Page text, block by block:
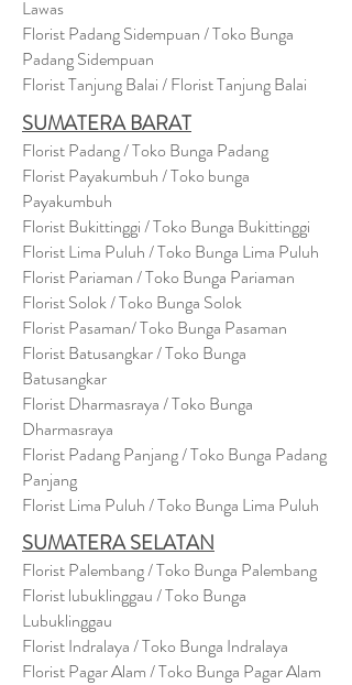
Lawas
Florist Padang Sidempuan / Toko Bunga
Padang Sidempuan
Florist Tanjung Balai / Florist Tanjung Balai
SUMATERA BARAT
Florist Padang / Toko Bunga Padang
Florist Payakumbuh / Toko bunga
Payakumbuh
Florist Bukittinggi / Toko Bunga Bukittinggi
Florist Lima Puluh / Toko Bunga Lima Puluh
Florist Pariaman / Toko Bunga Pariaman
Florist Solok / Toko Bunga Solok
Florist Pasaman/ Toko Bunga Pasaman
Florist Batusangkar / Toko Bunga
Batusangkar
Florist Dharmasraya / Toko Bunga
Dharmasraya
Florist Padang Panjang / Toko Bunga Padang
Panjang
Florist Lima Puluh / Toko Bunga Lima Puluh
SUMATERA SELATAN
Florist Palembang / Toko Bunga Palembang
Florist lubuklinggau / Toko Bunga
Lubuklinggau
Florist Indralaya / Toko Bunga Indralaya
Florist Pagar Alam / Toko Bunga Pagar Alam